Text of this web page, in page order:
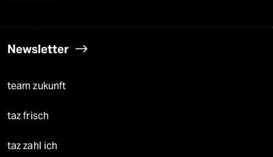
Newsletter
team zukunft
taz frisch
taz zahl ich